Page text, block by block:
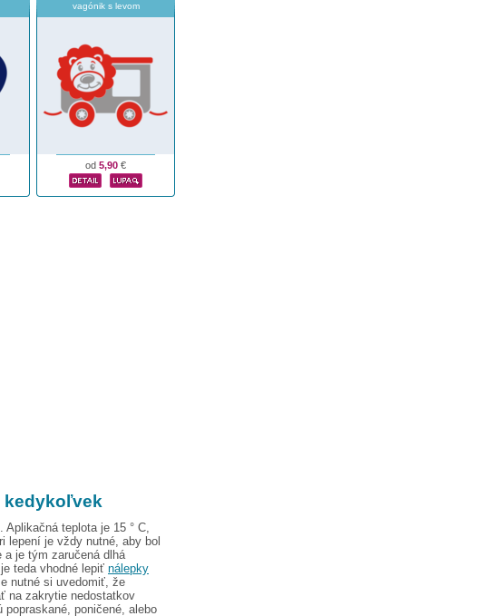
vagónik s levom
od 5,90 €
kedykoľvek
teplota je 15 ° C,
lepení je vždy nutné, aby bol
a je tým zaručená dlhá
teda vhodné lepiť nálepky
nutné si uvedomiť, že
na zakrytie nedostatkov
poničené, alebo